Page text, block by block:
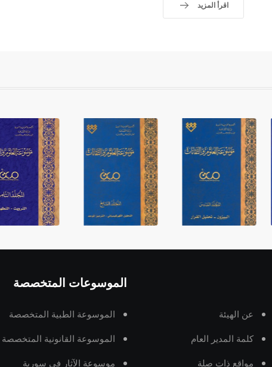
اقرأ المزيد
عن الهيئة
كلمة المدير العام
مواقع ذات صلة
الموسوعات المتخصصة
الموسوعة الطبية المتخصصة
الموسوعة القانونية المتخصصة
موسوعة الآثار في سورية